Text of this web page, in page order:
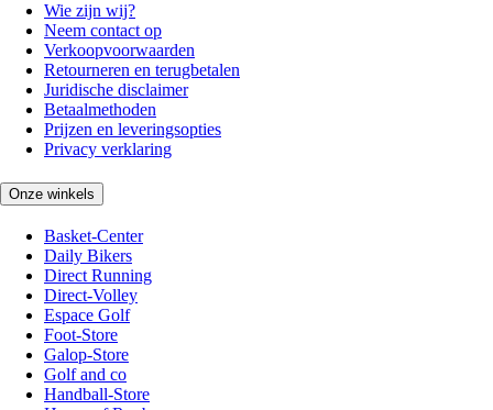
Wie zijn wij?
Neem contact op
Verkoopvoorwaarden
Retourneren en terugbetalen
Juridische disclaimer
Betaalmethoden
Prijzen en leveringsopties
Privacy verklaring
Onze winkels
Basket-Center
Daily Bikers
Direct Running
Direct-Volley
Espace Golf
Foot-Store
Galop-Store
Golf and co
Handball-Store